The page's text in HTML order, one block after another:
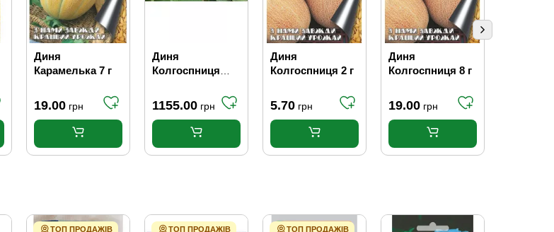
Диня
Карамелька 7 г
19.00 грн
Диня
Колгоспниця
1155.00 грн
Диня
Колгоспниця 2 г
5.70 грн
Диня
Колгоспниця 8 г
19.00 грн
ТОП ПРОДАЖІВ ТОП ПРОДАЖІВ ТОП ПРОДАЖІВ